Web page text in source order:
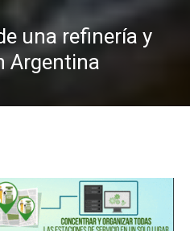
una refinería y
Argentina